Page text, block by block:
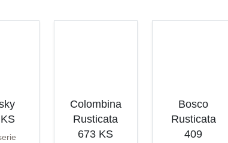
Colombina
Rusticata
673 KS
Bosco
Rusticata
409